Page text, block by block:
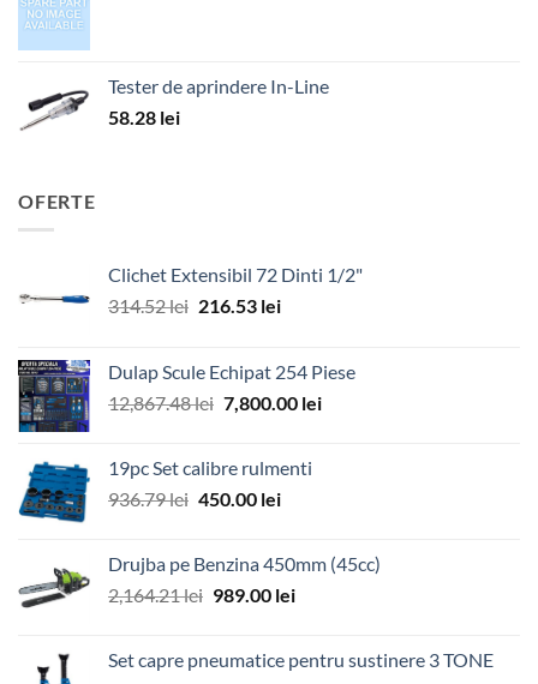
Tester de aprindere In-Line
58.28 lei
OFERTE
Clichet Extensibil 72 Dinti 1/2"
314.52lei Prețul
fost:
314.52 lei.
216.53 leiPrețul
216.53 lei.
Dulap Scule Echipat 254 Piese
12,867.48lei Prețul
fost:
12,867.48 lei.
7,800.00 leiPrețul
19pc Set calibre rulmenti
936.79lei Prețul
fost:
936.79 lei.
450.00 leiPrețul
450.00 lei.
Drujba pe Benzina 450mm (45cc)
2,164.21lei Prețul
fost:
989.00 leiPrețul
989.00 lei.
Set capre pneumatice pentru sustinere 3 TONE